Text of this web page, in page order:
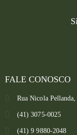
FALE CONOSCO
Rua Nicola
(41) 3075-0025
(41) 9 9880-2048